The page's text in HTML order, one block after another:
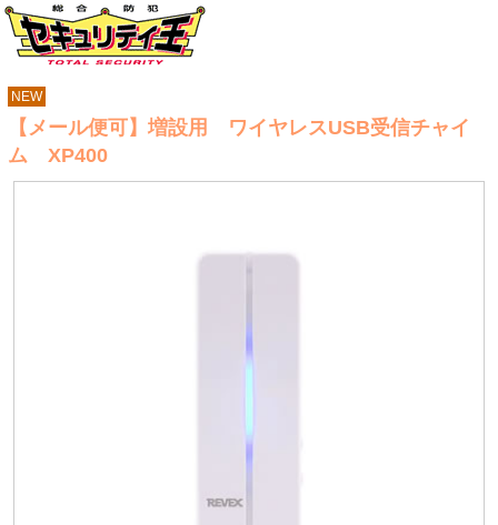
NEW
【メール便可】増設用 ワイヤレスUSB受信チャイ
ム XP400